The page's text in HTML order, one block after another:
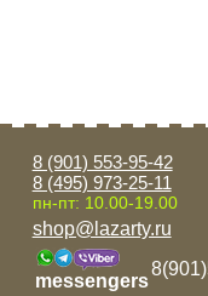
8 (901) 553-95-42
8 (495) 973-25-11
пн-пт: 10.00-19.00
shop@lazarty.ru
messengers